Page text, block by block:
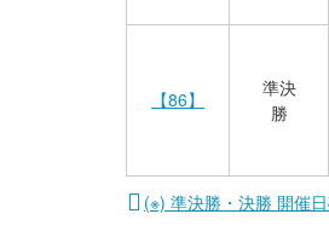
【86】
準決
勝
(※) 準決勝・決勝 開催